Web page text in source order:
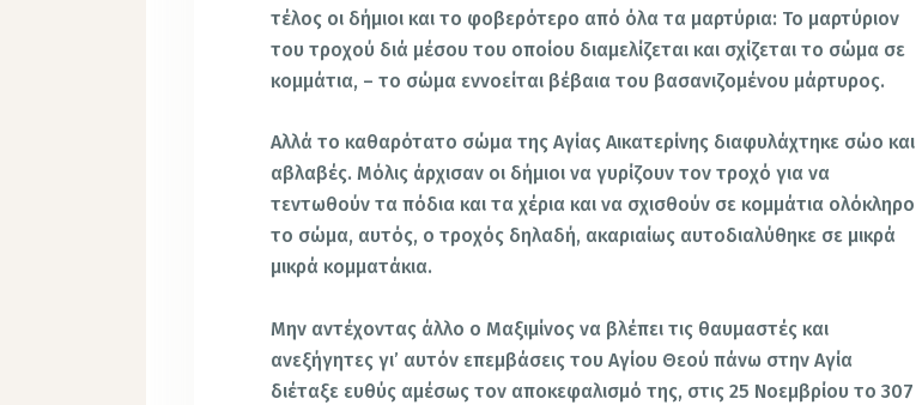
τέλος οι δήμιοι και το φοβερότερο από όλα τα μαρτύρια: Το μαρτύριον
του τροχού διά μέσου του οποίου διαμελίζεται και σχίζεται το σώμα σε
κομμάτια, – το σώμα εννοείται βέβαια του βασανιζομένου μάρτυρος.
Αλλά το καθαρότατο σώμα της Αγίας Αικατερίνης διαφυλάχτηκε σώο και
αβλαβές. Μόλις άρχισαν οι δήμιοι να γυρίζουν τον τροχό για να
τεντωθούν τα πόδια και τα χέρια και να σχισθούν σε κομμάτια ολόκληρο
το σώμα, αυτός, ο τροχός δηλαδή, ακαριαίως αυτοδιαλύθηκε σε μικρά
μικρά κομματάκια.
Μην αντέχοντας άλλο ο Μαξιμίνος να βλέπει τις θαυμαστές και
ανεξήγητες γι’ αυτόν επεμβάσεις του Αγίου Θεού πάνω στην Αγία
διέταξε ευθύς αμέσως τον αποκεφαλισμό της, στις 25 Νοεμβρίου το 307